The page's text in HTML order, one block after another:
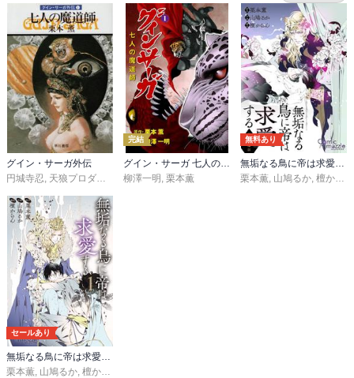
グイン・サーガ外伝
円城寺忍, 天狼プロダクション
完結
グイン・サーガ 七人の魔道師
柳澤一明 , 栗本薫
無料あり
無垢なる鳥に帝は求愛する
栗本薫, 山鳩るか, 檀からん
セールあり
栗本薫 山鳩るか 檀からん